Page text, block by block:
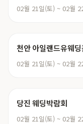
02월 21일(토) ~ 02월
천안 아일랜드유웨
02월 21일(토) ~ 02월
당진 웨딩박람회
02월 21일(토) ~ 02월